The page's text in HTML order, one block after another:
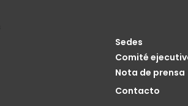
Sedes
Comité
Nota de prensa
Contacto